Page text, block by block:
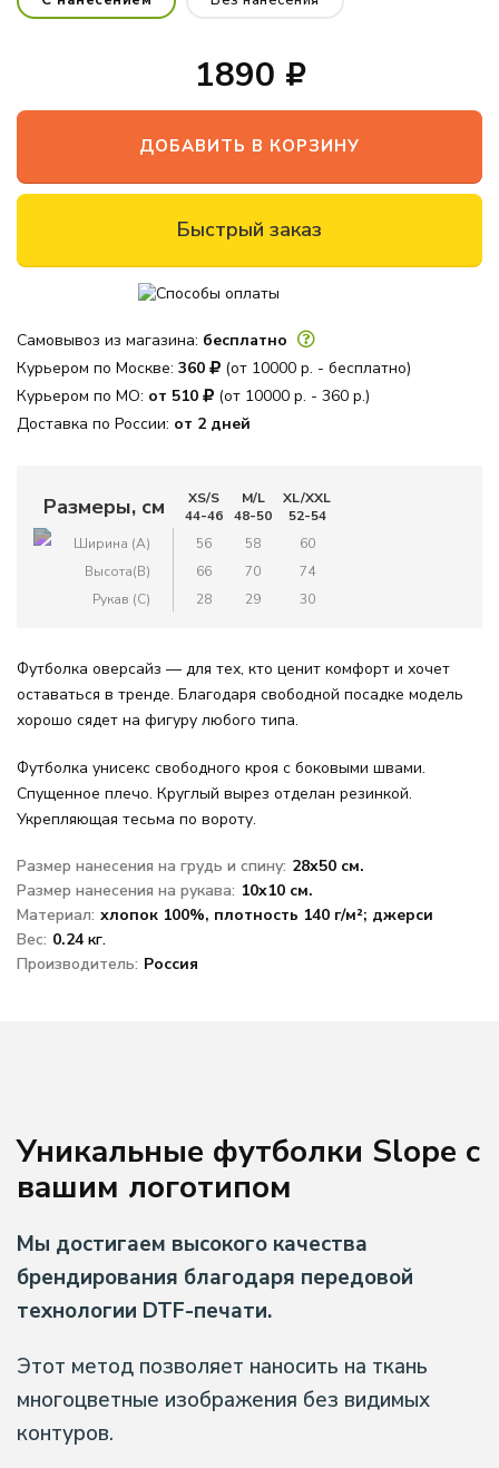
офиса
Дизайнерские
Пуфики для
подушки
Одеяла и
подушки
для кресел
ЦВЕТ
Бежевый
Зеленый
Коричневый
Красный
Однотонный
Синий
Фиолетовый
Черный
Жаккард
1890
ДОБАВИТЬ В КОРЗИНУ
Быстрый заказ
Самовывоз из магазина: бесплатно
Курьером по Москве: 360
(от 10000 р. - бесплатно)
Курьером по МО: от 510
(от 10000 р. - 360 р.)
Доставка по России: от 2 дней
Размеры, см
XS/S
44-46
M/L
48-50
XL/XXL
52-54
Ширина (A)
Высота(B)
Рукав (C)
56 58
60
66
70
74
28
29 30
Футболка оверсайз — для тех, кто ценит комфорт и хочет
оставаться в тренде. Благодаря свободной посадке модель
хорошо сядет на фигуру любого типа.
Футболка унисекс свободного кроя с боковыми швами.
Спущенное плечо. Круглый вырез отделан резинкой.
Укрепляющая тесьма по вороту.
Размер нанесения на грудь и спину: 28x50 см.
Размер нанесения на рукава: 10x10 см.
Материал: хлопок 100%, плотность 140 г/м²; джерси
Вес: 0.24 кг.
Производитель: Россия
Уникальные футболки Slope с
вашим логотипом
Мы достигаем высокого качества
брендирования благодаря передовой
технологии DTF-печати.
Этот метод позволяет наносить на ткань
многоцветные изображения без видимых
контуров.